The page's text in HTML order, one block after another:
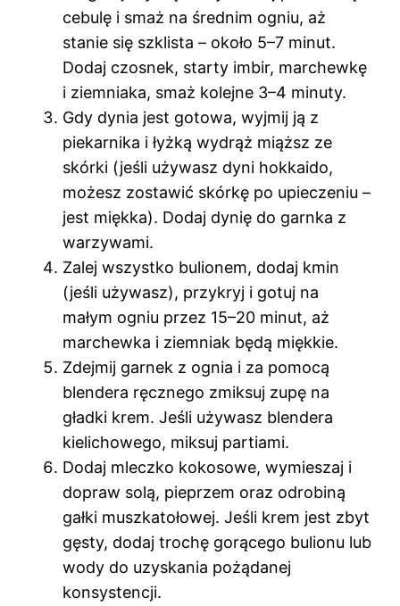
cebulę i smaż na średnim ogniu, aż
stanie się szklista – około 5–7 minut.
Dodaj czosnek, starty imbir, marchewkę
i ziemniaka, smaż kolejne 3–4 minuty.
Gdy dynia jest gotowa, wyjmij ją z
piekarnika i łyżką wydrąż miąższ ze
skórki (jeśli używasz dyni hokkaido,
możesz zostawić skórkę po upieczeniu –
jest miękka). Dodaj dynię do garnka z
warzywami.
Zalej wszystko bulionem, dodaj kmin
(jeśli używasz), przykryj i gotuj na
małym ogniu przez 15–20 minut, aż
marchewka i ziemniak będą miękkie.
Zdejmij garnek z ognia i za pomocą
blendera ręcznego zmiksuj zupę na
gładki krem. Jeśli używasz blendera
kielichowego, miksuj partiami.
Dodaj mleczko kokosowe, wymieszaj i
dopraw solą, pieprzem oraz odrobiną
gałki muszkatołowej. Jeśli krem jest zbyt
gęsty, dodaj trochę gorącego bulionu lub
wody do uzyskania pożądanej
konsystencji.